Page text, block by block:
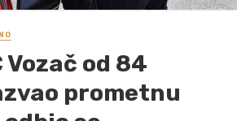
Vozač od 84
prometnu